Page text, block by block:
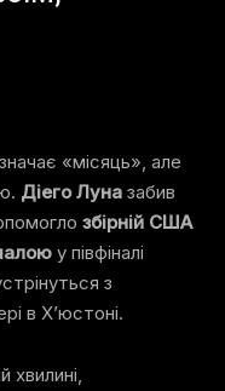
«місяць», але
Діего Луна забив
збірній США
у півфіналі
з
в Х’юстоні.
хвилині,